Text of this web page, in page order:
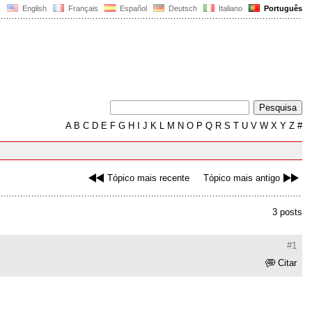
English Français Español Deutsch Italiano Português
AB C D E F G H J K L M N O P Q R S T U V W X Y Z #
Tópico mais recente Tópico mais antigo
3 posts
#1
Citar